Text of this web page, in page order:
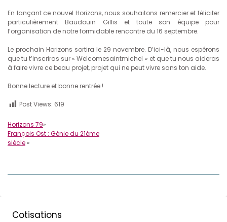
En lançant ce nouvel Horizons, nous souhaitons remercier et féliciter
particulièrement Baudouin Gillis et toute son équipe pour
l’organisation de notre formidable rencontre du 16 septembre.
Le prochain Horizons sortira le 29 novembre. D’ici-là, nous espérons
que tu t’inscriras sur « Welcomesaintmichel » et que tu nous aideras
à faire vivre ce beau projet, projet qui ne peut vivre sans ton aide.
Bonne lecture et bonne rentrée !
Post Views: 619
Horizons 79»
François Ost : Génie du 21ème
siècle »
Cotisations